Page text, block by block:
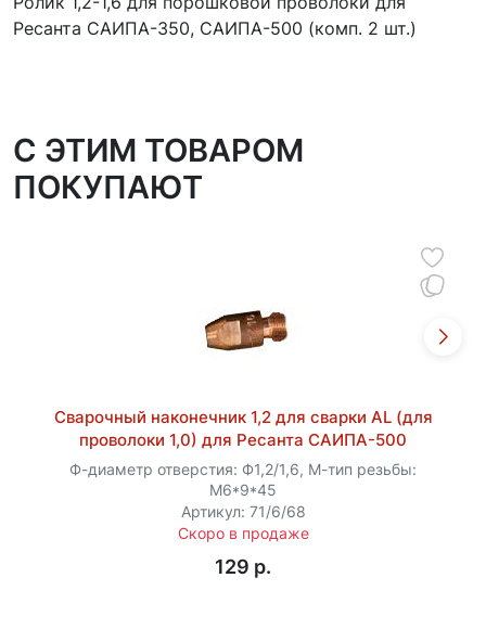
Ресанта САИПА-350, САИПА-500 (комп. 2 шт.)
C ЭТИМ ТОВАРОМ
ПОКУПАЮТ
Сварочный наконечник 1,2 для сварки AL (для
проволоки 1,0) для Ресанта САИПА-500
Ф-диаметр отверстия: Ф1,2/1,6, М-тип резьбы:
M6*9*45
Артикул: 71/6/68
Скоро в продаже
129 p.